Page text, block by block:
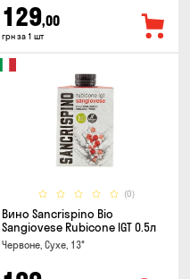
129,00
грн за 1 шт
(0)
Вино Sancrispino Bio
Sangiovese Rubicone IGT 0.5л
Червоне, Сухе, 13°